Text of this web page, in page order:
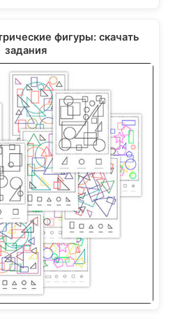
фигуры: скачать
задания